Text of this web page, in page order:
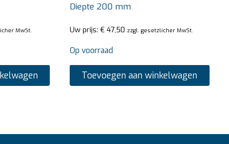
MwSt.
Diepte 200 mm
Uw prijs: € 47,50 zzgl. gesetzlicher MwSt.
Op voorraad
Toevoegen aan winkelwagen